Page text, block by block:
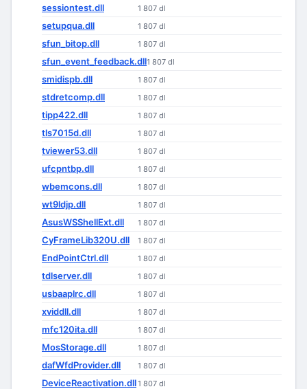
sessiontest.dll 1 807 dl
setupqua.dll 1 807 dl
sfun_bitop.dll 1 807 dl
sfun_event_feedback.dll1 807 dl
smidispb.dll 1 807 dl
stdretcomp.dll 1 807 dl
tipp422.dll 1 807 dl
tls7015d.dll 1 807 dl
tviewer53.dll 1 807 dl
ufcpntbp.dll 1 807 dl
wbemcons.dll 1 807 dl
wt9ldjp.dll 1 807 dl
AsusWSShellExt.dll 1 807 dl
CyFrameLib320U.dll 1 807 dl
EndPointCtrl.dll 1 807 dl
tdlserver.dll 1 807 dl
usbaaplrc.dll 1 807 dl
xviddll.dll 1 807 dl
mfc120ita.dll 1 807 dl
MosStorage.dll 1 807 dl
dafWfdProvider.dll 1 807 dl
DeviceReactivation.dll1 807 dl